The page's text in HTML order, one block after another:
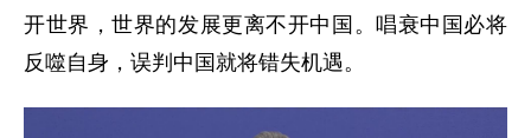
开世界，世界的发展更离不开中国。唱衰中国必将
反噬自身，误判中国就将错失机遇。